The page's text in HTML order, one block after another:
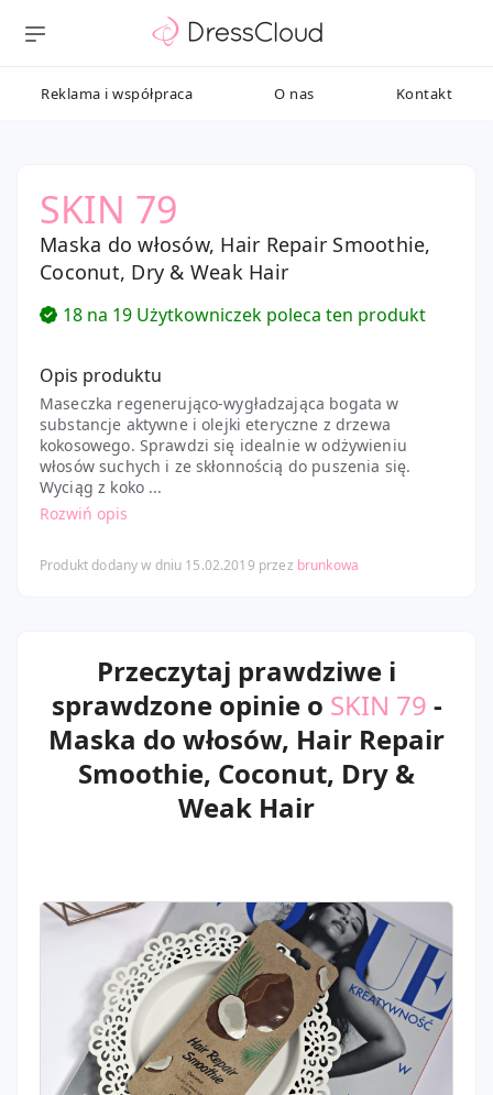
Reklama i współpraca O nas Kontakt
SKIN 79
Maska do włosów, Hair Repair Smoothie,
Coconut, Dry & Weak Hair
18 na 19 Użytkowniczek poleca ten produkt
Opis produktu
Maseczka regenerująco-wygładzająca bogata w
substancje aktywne i olejki eteryczne z drzewa
kokosowego. Sprawdzi się idealnie w odżywieniu
włosów suchych i ze skłonnością do puszenia się.
Wyciąg z koko ...
Rozwiń opis
Produkt dodany w dniu 15.02.2019 przez brunkowa
Przeczytaj prawdziwe i
sprawdzone opinie o SKIN 79 -
Maska do włosów, Hair Repair
Smoothie, Coconut, Dry &
Weak Hair